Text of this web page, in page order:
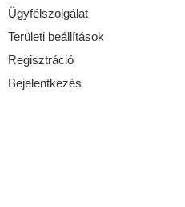
Ügyfélszolgálat
Területi beállítások
Regisztráció
Bejelentkezés